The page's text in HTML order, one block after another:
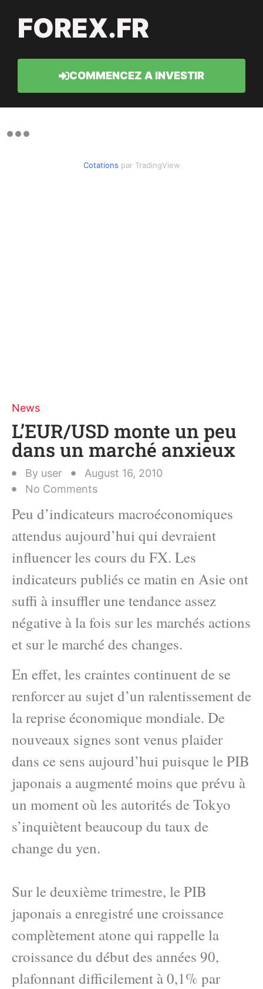
FOREX.FR
COMMENCEZ A INVESTIR
Cotations par TradingView
News
L’EUR/USD monte un peu
dans un marché anxieux
By user
August 16, 2010
No Comments
Peu d’indicateurs macroéconomiques
attendus aujourd’hui qui devraient
influencer les cours du FX. Les
indicateurs publiés ce matin en Asie ont
suffi à insuffler une tendance assez
négative à la fois sur les marchés actions
et sur le marché des changes.
En effet, les craintes continuent de se
renforcer au sujet d’un ralentissement de
la reprise économique mondiale. De
nouveaux signes sont venus plaider
dans ce sens aujourd’hui puisque le PIB
japonais a augmenté moins que prévu à
un moment où les autorités de Tokyo
s’inquiètent beaucoup du taux de
change du yen.
Sur le deuxième trimestre, le PIB
japonais a enregistré une croissance
complètement atone qui rappelle la
croissance du début des années 90,
plafonnant difficilement à 0,1% par